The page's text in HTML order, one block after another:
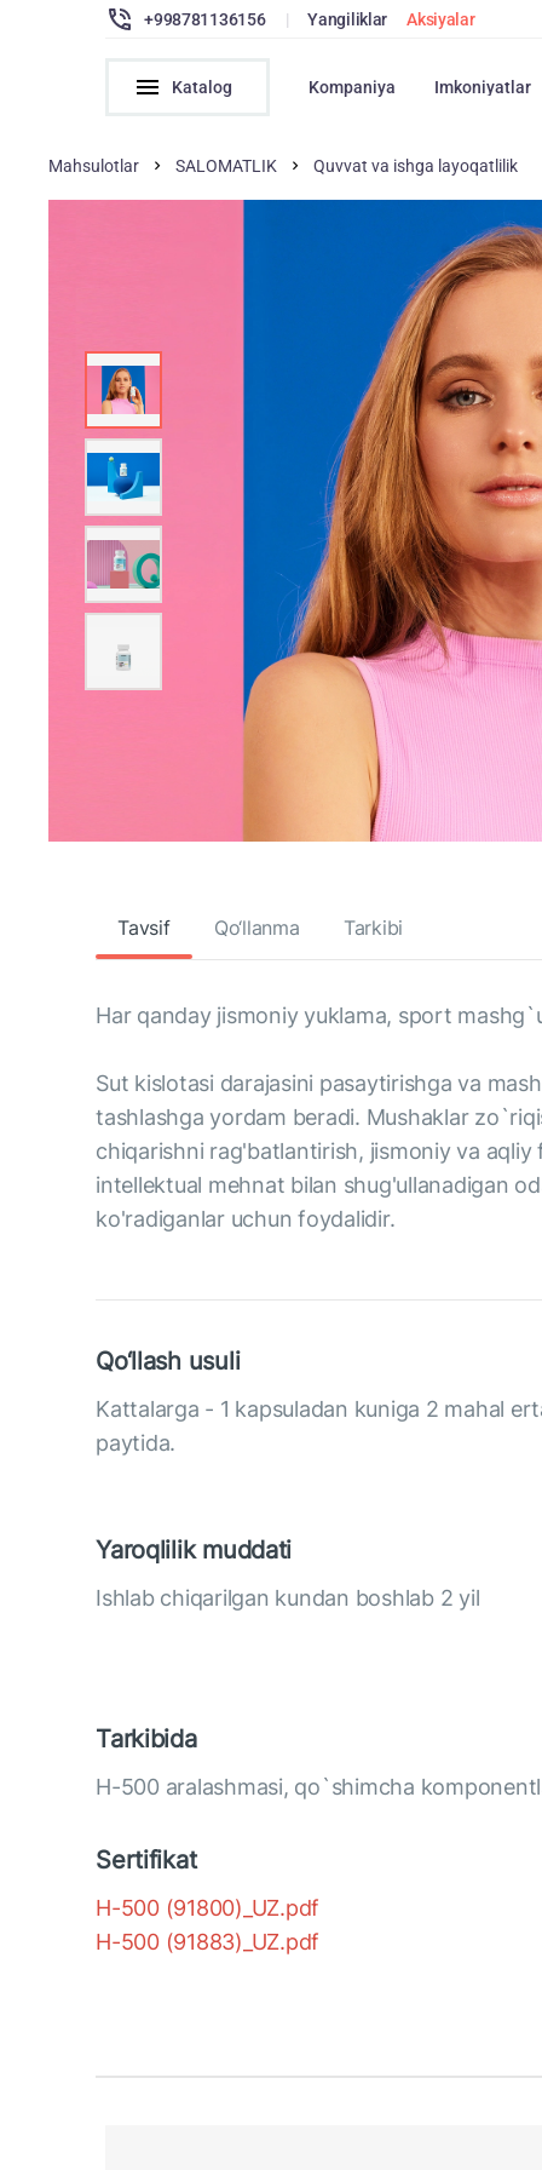
+998781136156 | Yangiliklar Aksiyalar
Katalog Kompaniya Imkoniyatlar
Mahsulotlar SALOMATLIK Quvvat va ishga layoqatlilik
Tavsif Qo‘llanma Tarkibi
Har qanday jismoniy yuklama, sport
Sut kislotasi darajasini pasaytirishga va
tashlashga yordam beradi. Mushaklar
chiqarishni rag'batlantirish, jismoniy va
intellektual mehnat bilan shug'ullanadigan
ko'radiganlar uchun foydalidir.
Qo‘llash usuli
Kattalarga - 1 kapsuladan kuniga 2 mahal
paytida.
Yaroqlilik muddati
Ishlab chiqarilgan kundan boshlab 2 yil
Tarkibida
H-500 aralashmasi, qo`shimcha
Sertifikat
H-500 (91800)_UZ.pdf
H-500 (91883)_UZ.pdf